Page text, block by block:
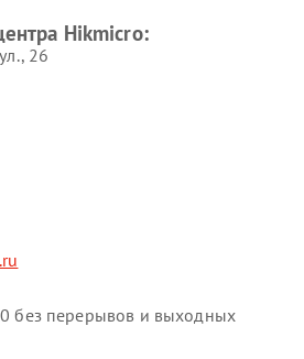
Hikmicro:
26
без перерывов и выходных